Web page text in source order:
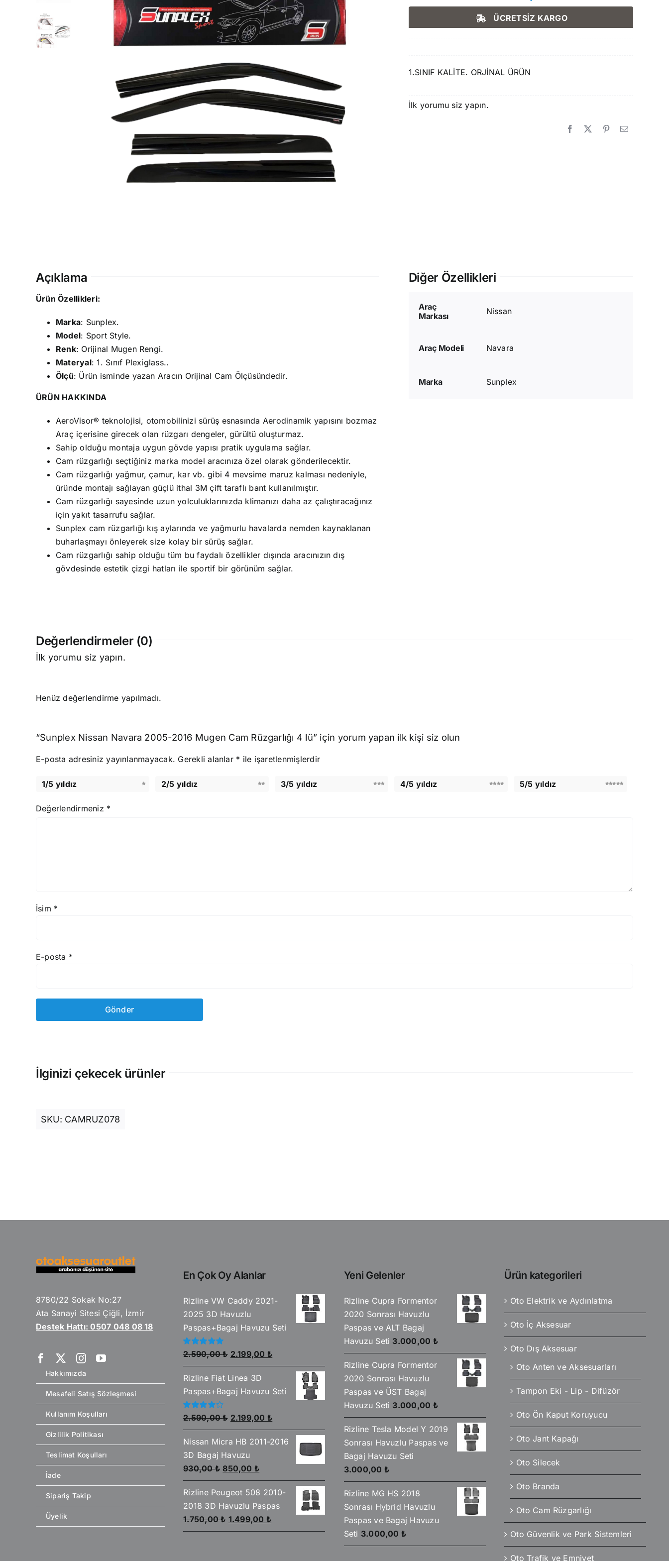
fiyat:
315,00 ₺.
andaki
fiyat:
ÜCRETSİZ KARGO
1.SINIF KALİTE. ORJİNAL ÜRÜN
İlk yorumu siz yapın.
Açıklama
Ürün Özellikleri:
Marka: Sunplex.
Model: Sport Style.
Renk: Orijinal Mugen Rengi.
Materyal: 1. Sınıf Plexiglass..
Ölçü: Ürün isminde yazan Aracın Orijinal Cam Ölçüsündedir.
ÜRÜN HAKKINDA
AeroVisor® teknolojisi, otomobilinizi sürüş esnasında Aerodinamik yapısını bozmaz
Araç içerisine girecek olan rüzgarı dengeler, gürültü oluşturmaz.
Sahip olduğu montaja uygun gövde yapısı pratik uygulama sağlar.
Cam rüzgarlığı seçtiğiniz marka model aracınıza özel olarak gönderilecektir.
Cam rüzgarlığı yağmur, çamur, kar vb. gibi 4 mevsime maruz kalması nedeniyle,
üründe montajı sağlayan güçlü ithal 3M çift taraflı bant kullanılmıştır.
Cam rüzgarlığı sayesinde uzun yolculuklarınızda klimanızı daha az çalıştıracağınız
için yakıt tasarrufu sağlar.
Sunplex cam rüzgarlığı kış aylarında ve yağmurlu havalarda nemden kaynaklanan
buharlaşmayı önleyerek size kolay bir sürüş sağlar.
Cam rüzgarlığı sahip olduğu tüm bu faydalı özellikler dışında aracınızın dış
gövdesinde estetik çizgi hatları ile sportif bir görünüm sağlar.
Diğer Özellikleri
Araç
Markası
Nissan
Araç Modeli Navara
Marka Sunplex
Değerlendirmeler (0)
İlk yorumu siz yapın.
Henüz değerlendirme yapılmadı.
“Sunplex Nissan Navara 2005-2016 Mugen Cam Rüzgarlığı 4 lü” için yorum yapan ilk kişi siz olun
E-posta adresiniz yayınlanmayacak. Gerekli alanlar * ile işaretlenmişlerdir
1/5 yıldız 2/5 yıldız 3/5 yıldız 4/5 yıldız 5/5 yıldız
Değerlendirmeniz *
İsim *
E-posta *
İlginizi çekecek ürünler
SKU: CAMRUZ078
8780/22 Sokak No:27
Ata Sanayi Sitesi Çiğli, İzmir
Destek Hattı: 0507 048 08 18
Hakkımızda
Mesafeli Satış Sözleşmesi
Kullanım Koşulları
Gizlilik Politikası
Teslimat Koşulları
İade
Sipariş Takip
Üyelik
En Çok Oy Alanlar
Rizline VW Caddy 2021-
2025 3D Havuzlu
Paspas+Bagaj Havuzu Seti
5
üzerinden
5.00oy aldı
2.590,00₺ Orijinal
fiyat:
2.590,00 ₺.
2.199,00 ₺Şu
andaki
2.199,00 ₺.
Rizline Fiat Linea 3D
Paspas+Bagaj Havuzu Seti
5
üzerinden
4.00oy
aldı
2.590,00₺ Orijinal
fiyat:
2.590,00 ₺.
2.199,00 ₺Şu
andaki
fiyat:
2.199,00 ₺.
Nissan Micra HB 2011-2016
3D Bagaj Havuzu
930,00₺ Orijinal
fiyat:
930,00 ₺.
850,00 ₺Şu
andaki
fiyat:
850,00 ₺.
Rizline Peugeot 508 2010-
2018 3D Havuzlu Paspas
1.750,00₺ Orijinal
fiyat:
1.499,00 ₺Şu
andaki
Yeni Gelenler
Rizline Cupra Formentor
2020 Sonrası Havuzlu
Paspas ve ALT Bagaj
Havuzu Seti 3.000,00 ₺
Rizline Cupra Formentor
2020 Sonrası Havuzlu
Paspas ve ÜST Bagaj
Havuzu Seti 3.000,00 ₺
Rizline Tesla Model Y 2019
Sonrası Havuzlu Paspas ve
Bagaj Havuzu Seti
3.000,00 ₺
Rizline MG HS 2018
Sonrası Hybrid Havuzlu
Paspas ve Bagaj Havuzu
Seti 3.000,00 ₺
Ürün kategorileri
Oto Elektrik ve Aydınlatma
Oto İç Aksesuar
Oto Dış Aksesuar
Oto Anten ve Aksesuarları
Tampon Eki - Lip - Difüzör
Oto Ön Kaput Koruyucu
Oto Jant Kapağı
Oto Silecek
Oto Branda
Oto Cam Rüzgarlığı
Oto Güvenlik ve Park Sistemleri
Oto Trafik ve Emniyet